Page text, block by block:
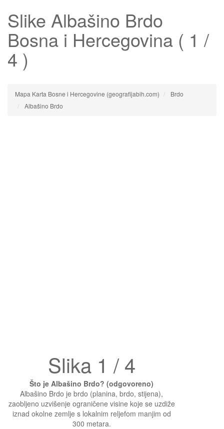
Slike Albašino Brdo
Bosna i Hercegovina ( 1 /
4 )
Mapa Karta Bosne i Hercegovine (geografijabih.com)
Brdo
Albašino Brdo
Slika 1 / 4
Što je Albašino Brdo? (odgovoreno)
Albašino Brdo je brdo (planina, brdo, stijena),
zaobljeno uzvišenje ograničene visine koje se uzdiže
iznad okolne zemlje s lokalnim reljefom manjim od
300 metara.